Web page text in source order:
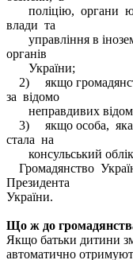
поліцію, органи
влади та
управління в
органів
України;
2) якщо
за відомо
неправдивих
3) якщо особа, яка
стала на
консульський облік
Громадянство
Президента
України.
Що ж до
Якщо батьки дитини
автоматично